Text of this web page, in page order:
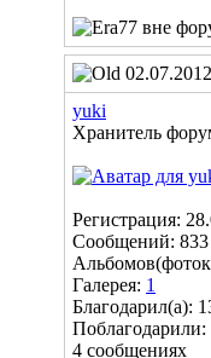
yuki
Хранитель
Регистрация:
Сообщений: 833
Галерея: 1
Благодарил(а):
Поблагодарили:
4 сообщениях